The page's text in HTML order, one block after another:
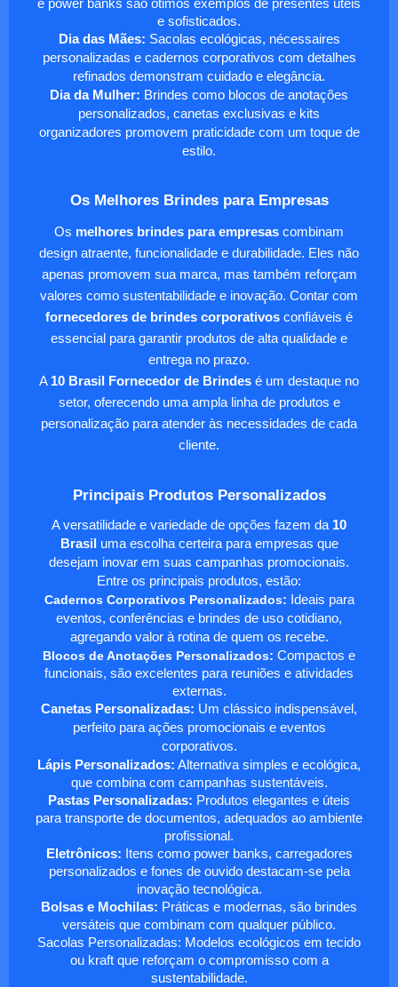
e power banks são ótimos exemplos de presentes úteis
e sofisticados.
Dia das Mães: Sacolas ecológicas, nécessaires
personalizadas e cadernos corporativos com detalhes
refinados demonstram cuidado e elegância.
Dia da Mulher: Brindes como blocos de anotações
personalizados, canetas exclusivas e kits
organizadores promovem praticidade com um toque de
estilo.
Os Melhores Brindes para Empresas
Os melhores brindes para empresas combinam
design atraente, funcionalidade e durabilidade. Eles não
apenas promovem sua marca, mas também reforçam
valores como sustentabilidade e inovação. Contar com
fornecedores de brindes corporativos confiáveis é
essencial para garantir produtos de alta qualidade e
entrega no prazo.
A 10 Brasil Fornecedor de Brindes é um destaque no
setor, oferecendo uma ampla linha de produtos e
personalização para atender às necessidades de cada
cliente.
Principais Produtos Personalizados
A versatilidade e variedade de opções fazem da 10
Brasil uma escolha certeira para empresas que
desejam inovar em suas campanhas promocionais.
Entre os principais produtos, estão:
Cadernos Corporativos Personalizados: Ideais para
eventos, conferências e brindes de uso cotidiano,
agregando valor à rotina de quem os recebe.
Blocos de Anotações Personalizados: Compactos e
funcionais, são excelentes para reuniões e atividades
externas.
Canetas Personalizadas: Um clássico indispensável,
perfeito para ações promocionais e eventos
corporativos.
Lápis Personalizados: Alternativa simples e ecológica,
que combina com campanhas sustentáveis.
Pastas Personalizadas: Produtos elegantes e úteis
para transporte de documentos, adequados ao ambiente
profissional.
Eletrônicos: Itens como power banks, carregadores
personalizados e fones de ouvido destacam-se pela
inovação tecnológica.
Bolsas e Mochilas: Práticas e modernas, são brindes
versáteis que combinam com qualquer público.
Sacolas Personalizadas: Modelos ecológicos em tecido
ou kraft que reforçam o compromisso com a
sustentabilidade.